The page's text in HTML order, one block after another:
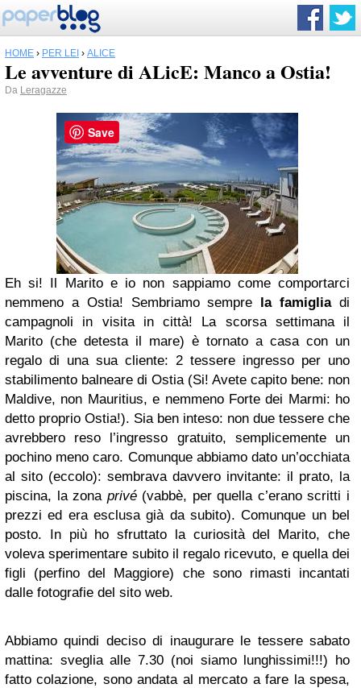
HOME › PER LEI › ALICE
Le avventure di ALicE: Manco a Ostia!
Da Leragazze
Eh si! Il Marito e io non sappiamo come comportarci
nemmeno a Ostia! Sembriamo sempre la famigliadi
campagnoli in visita in città! La scorsa settimana il
Marito (che detesta il mare) è tornato a casa con un
regalo di una sua cliente: 2 tessere ingresso per uno
stabilimento balneare di Ostia (Si! Avete capito bene: non
Maldive, non Mauritius, e nemmeno Forte dei Marmi: ho
detto proprio Ostia!). Sia ben inteso: non due tessere che
avrebbero reso l’ingresso gratuito, semplicemente un
pochino meno caro. Comunque abbiamo dato un’occhiata
al sito (eccolo): sembrava davvero invitante: il prato, la
piscina, la zona privé(vabbè, per quella c’erano scritti i
prezzi ed era esclusa già da subito). Comunque un bel
posto. In più ho sfruttato la curiosità del Marito, che
voleva sperimentare subito il regalo ricevuto, e quella dei
figli (perfino del Maggiore) che sono rimasti incantati
dalle fotografie del sito web.
Abbiamo quindi deciso di inaugurare le tessere sabato
mattina: sveglia alle 7.30 (noi siamo lunghissimi!!!) ho
fatto colazione, sono andata al mercato a fare la spesa,
Save